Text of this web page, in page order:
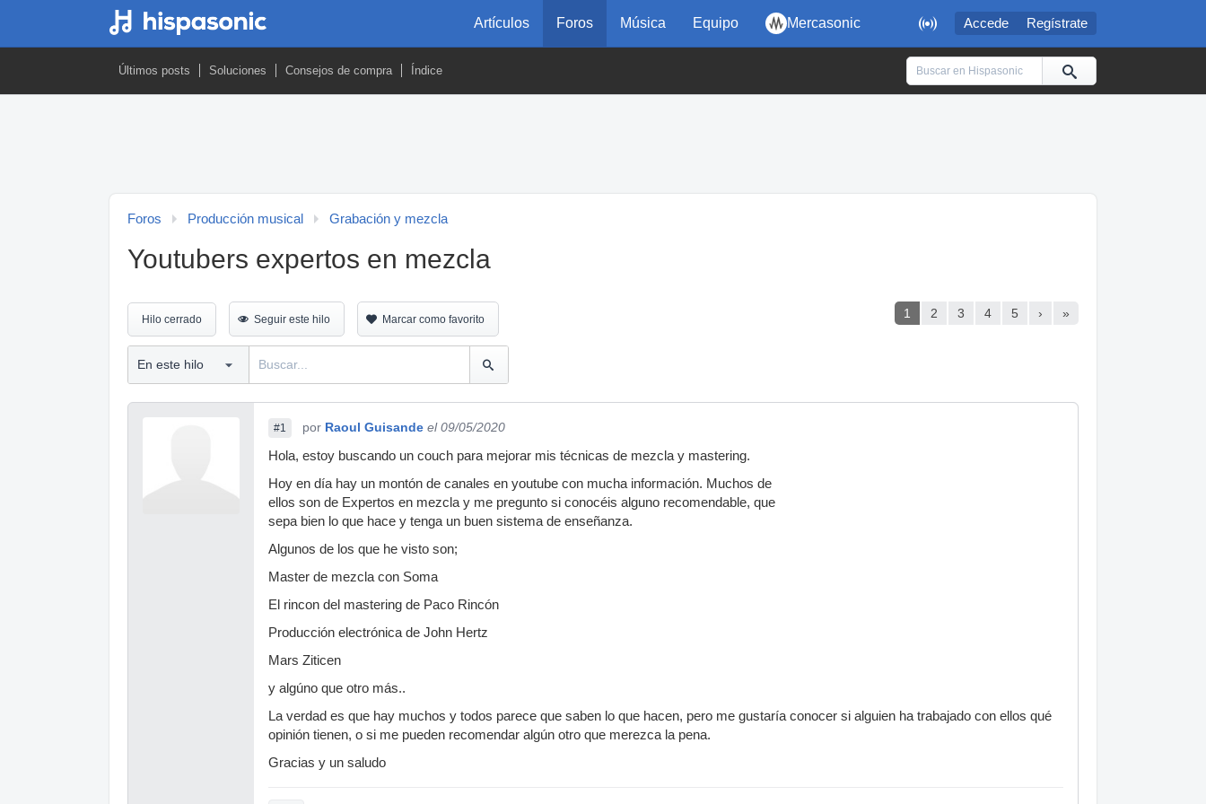
 Accede Regístrate
Artículos Foros Música Equipo Mercasonic
Últimos posts Soluciones Consejos de compra Índice
Foros Producción musical Grabación y mezcla
Youtubers expertos en mezcla
1 2 3 4 5 › »
Hilo cerrado Seguir este hilo Marcar como favorito
#1 por Raoul Guisande el 09/05/2020
Hola, estoy buscando un couch para mejorar mis técnicas de mezcla y mastering.
Hoy en día hay un montón de canales en youtube con mucha información. Muchos de
ellos son de Expertos en mezcla y me pregunto si conocéis alguno recomendable, que
sepa bien lo que hace y tenga un buen sistema de enseñanza.
Algunos de los que he visto son;
Master de mezcla con Soma
El rincon del mastering de Paco Rincón
Producción electrónica de John Hertz
Mars Ziticen
y algúno que otro más..
La verdad es que hay muchos y todos parece que saben lo que hacen, pero me gustaría conocer si alguien ha trabajado con ellos qué
opinión tienen, o si me pueden recomendar algún otro que merezca la pena.
Gracias y un saludo